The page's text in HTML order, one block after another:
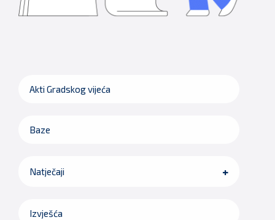
Akti Gradskog vijeća
Baze
Natječaji
Izvješća